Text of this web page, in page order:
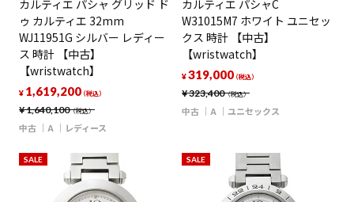
カルティエ パシャ グリッド ド
ゥ カルティエ 32mm
WJ11951G シルバー レディー
ス 時計 【中古】
【wristwatch】
¥1,640,100（税込）
¥ 1,619,200（税込）
中古 A レディース
カルティエ パシャC
W31015M7 ホワイト ユニセッ
クス 時計 【中古】
【wristwatch】
¥323,400（税込）
¥319,000（税込）
中古 A ユニセックス
SALE SALE